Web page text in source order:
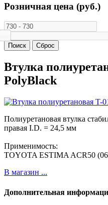
Розничная цена (руб.)
Втулка
PolyBlack
Полиуретановая втулка
правая I.D. = 24,5 мм
Применимость:
TOYOTA ESTIMA ACR50
В магазин ...
Дополнительная